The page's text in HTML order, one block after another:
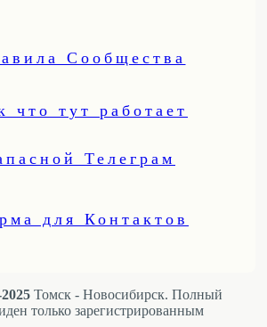
Сообщества
что тут работает
Телеграм
для Контактов
Томск - Новосибирск. Полный
только зарегистрированным